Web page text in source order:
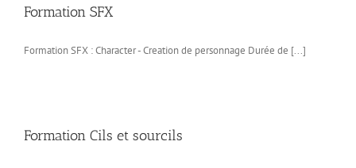
Formation SFX
Formation SFX : Character - Creation de personnage Durée de [...]
Formation Cils et sourcils